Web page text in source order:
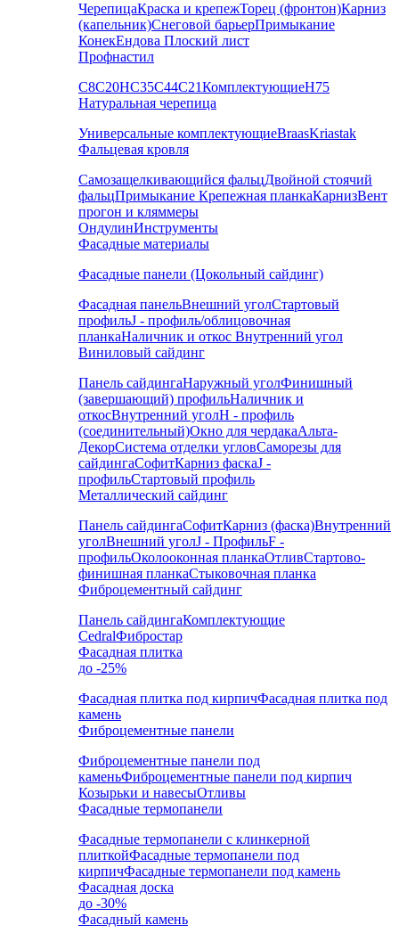
ЧерепицаКраска и крепежТорец (фронтон)Карниз
(капельник)Снеговой барьерПримыкание
КонекЕндова Плоский лист
Профнастил
С8С20НС35С44С21КомплектующиеН75
Натуральная черепица
Универсальные комплектующиеBraasKriastak
Фальцевая кровля
Самозащелкивающийся фальцДвойной стоячий
фальцПримыкание Крепежная планкаКарнизВент
прогон и кляммеры
ОндулинИнструменты
Фасадные материалы
Фасадные панели (Цокольный сайдинг)
Фасадная панельВнешний уголСтартовый
профильJ - профиль/облицовочная
планкаНаличник и откос Внутренний угол
Виниловый сайдинг
Панель сайдингаНаружный уголФинишный
(завершающий) профильНаличник и
откосВнутренний уголH - профиль
(соединительный)Окно для чердакаАльта-
ДекорСистема отделки угловСаморезы для
сайдингаСофитКарниз фаскаJ -
профильСтартовый профиль
Металлический сайдинг
Панель сайдингаСофитКарниз (фаска)Внутренний
уголВнешний уголJ - ПрофильF -
профильОколооконная планкаОтливСтартово-
финишная планкаСтыковочная планка
Фиброцементный сайдинг
Панель сайдингаКомплектующие
CedralФибростар
Фасадная плитка
до -25%
Фасадная плитка под кирпичФасадная плитка под
камень
Фиброцементные панели
Фиброцементные панели под
каменьФиброцементные панели под кирпич
Козырьки и навесыОтливы
Фасадные термопанели
Фасадные термопанели с клинкерной
плиткойФасадные термопанели под
кирпичФасадные термопанели под камень
Фасадная доска
до -30%
Фасадный камень